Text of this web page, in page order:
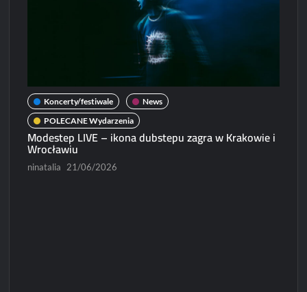
Koncerty/festiwale
News
POLECANE Wydarzenia
Modestep LIVE – ikona dubstepu zagra w Krakowie i
Wrocławiu
ninatalia 21/06/2026